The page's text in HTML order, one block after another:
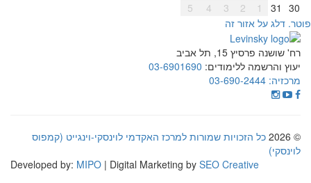
30
31
2
3
4
5
דלג על אזור זה
רח' שושנה פרסיץ 15, תל אביב
יעוץ והרשמה ללימודים: 03-6901690
מרכזיה: 03-690-2444
© 2026
כל הזכויות שמורות למרכז האקדמי לוינסקי-וינגייט (קמפוס
לוינסקי)
Developed by:MIPO | Digital Marketing bySEO Creative